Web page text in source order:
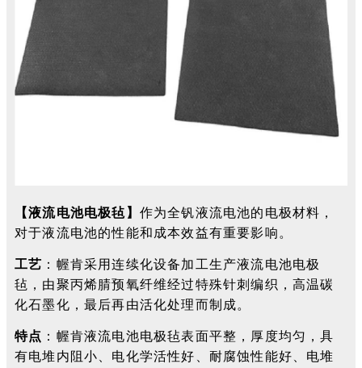
【液流电池电极毡】 作为全钒液流电池的电极材料，
对于液流电池的性能和成本效益有重要影响。
工艺 ：幄肯采用连续化设备加工生产液流电池电极
毡，由聚丙烯腈预氧纤维经过特殊针刺编织，高温碳
化石墨化，最后再由活化处理而制成。
特点 ：幄肯液流电池电极毡表面平整，厚度均匀，具
有电堆内阻小、电化学活性好、耐腐蚀性能好、电堆